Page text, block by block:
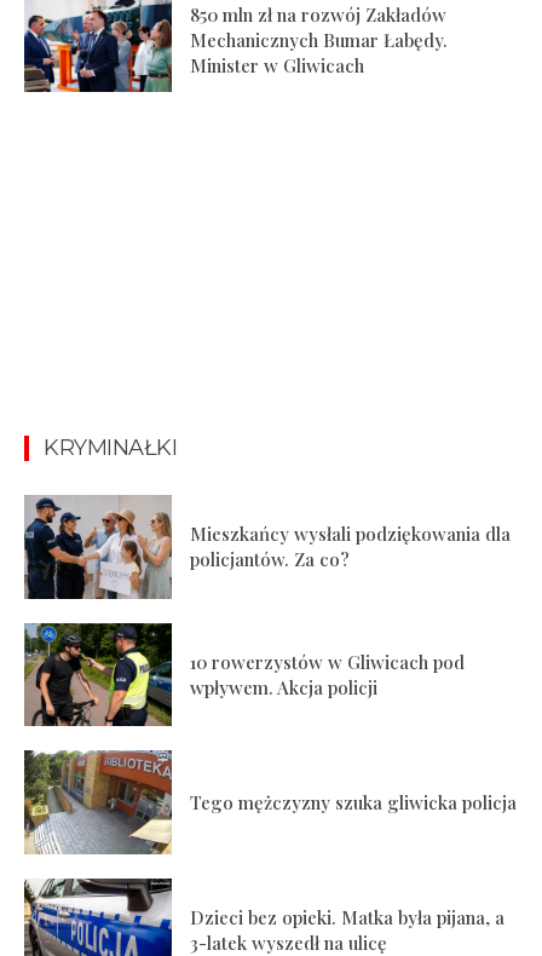
850 mln zł na rozwój Zakładów
Mechanicznych Bumar Łabędy.
Minister w Gliwicach
KRYMINAŁKI
Mieszkańcy wysłali podziękowania dla
policjantów. Za co?
10 rowerzystów w Gliwicach pod
wpływem. Akcja policji
Tego mężczyzny szuka gliwicka policja
Dzieci bez opieki. Matka była pijana, a
3-latek wyszedł na ulicę